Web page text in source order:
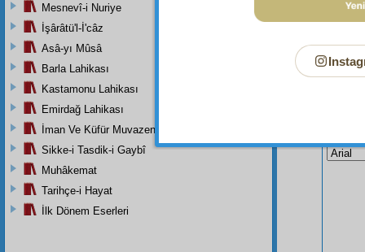
Mesnevî-i Nuriye
İşârâtü'l-İ'câz
Asâ-yı Mûsâ
Barla Lahikası
Kastamonu Lahikası
Emirdağ Lahikası
İman Ve Küfür Muvazeneleri
Sikke-i Tasdik-i Gaybî
Muhâkemat
Tarihçe-i Hayat
İlk Dönem Eserleri